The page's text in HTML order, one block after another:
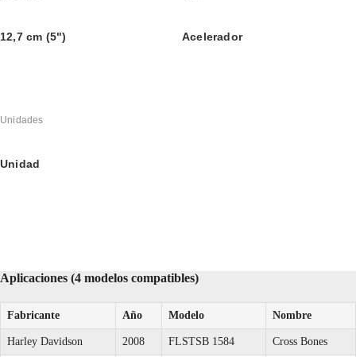
12,7 cm (5") Acelerador
Unidades
Unidad
Aplicaciones (4 modelos compatibles)
Fabricante Año Modelo Nombre
Harley Davidson 2008 FLSTSB 1584 Cross Bones